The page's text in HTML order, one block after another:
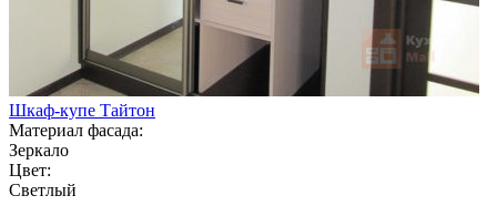
Шкаф-купе Тайтон
Материал фасада:
Зеркало
Цвет:
Светлый